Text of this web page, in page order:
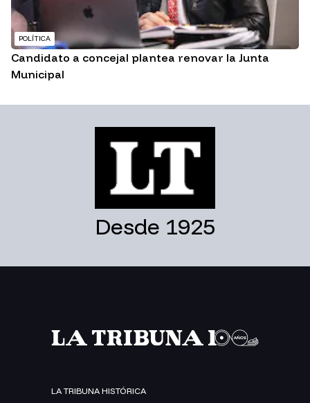
POLÍTICA
Candidato a concejal plantea renovar la Junta
Municipal
Desde 1925
LA TRIBUNA HISTÓRICA